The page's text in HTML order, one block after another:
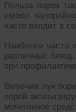
Польза порея
имеют
часто входит в
Наиболее часто
различных
при
Включив лук
порей
мочегонное